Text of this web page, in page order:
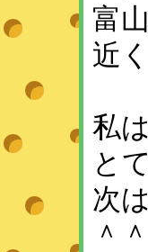
富
近
私
と
次
＾＾